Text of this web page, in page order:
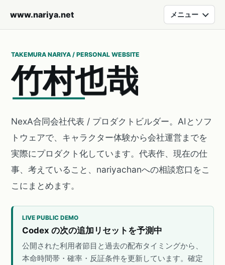
www.nariya.net メニュー
TAKEMURA NARIYA / PERSONAL WEBSITE
竹村也哉
NexA合同会社代表 / プロダクトビルダー。AIとソフ
トウェアで、キャラクター体験から会社運営までを
実際にプロダクト化しています。代表作、現在の仕
事、考えていること、nariyachanへの相談窓口をこ
こにまとめます。
LIVE PUBLIC DEMO
Codex の次の追加リセットを予測中
公開された利用者節目と過去の配布タイミングから、
本命時間帯・確率・反証条件を更新しています。確定